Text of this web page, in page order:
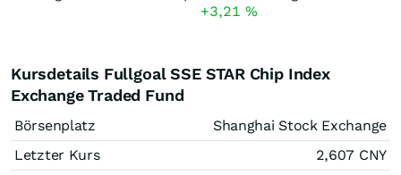
+3,21 %
Kursdetails Fullgoal SSE STAR Chip Index
Exchange Traded Fund
Börsenplatz
Shanghai Stock Exchange
Letzter Kurs
2,607 CNY